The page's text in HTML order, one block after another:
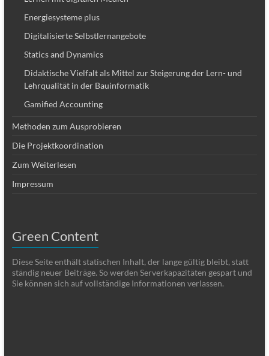
Energiesysteme plus
Digitalisierte Selbstlernangebote
Statics and Dynamics
Didaktische Vielfalt als Mittel zur Steigerung der Lern- und
Lehrqualität in der Bauinformatik
Gamified Accounting
Methoden zum Ausprobieren
Die Projektkoordination
Zum Weiterlesen
Impressum
Green Content
Diese Seite enthält statischen Inhalt, der lange gültig bleibt, statt
ständig neuer Beiträge. So werden Serverkapazitäten gespart und
Sie können sich auf vollständige Informationen verlassen.